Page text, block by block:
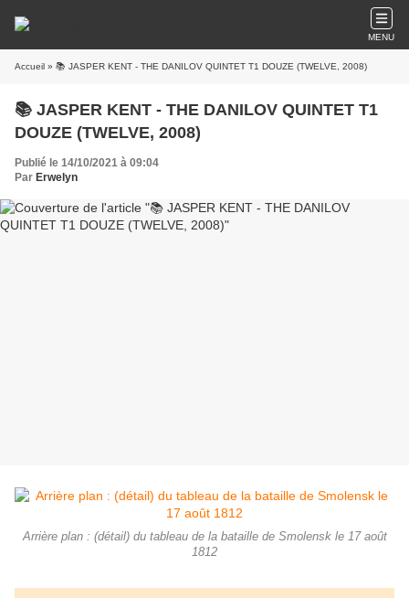
MENU
Accueil » 📚 JASPER KENT - THE DANILOV QUINTET T1 DOUZE (TWELVE, 2008)
📚 JASPER KENT - THE DANILOV QUINTET T1
DOUZE (TWELVE, 2008)
Publié le 14/10/2021 à 09:04
Par Erwelyn
Arrière plan : (détail) du tableau de la bataille de Smolensk le 17 août
1812